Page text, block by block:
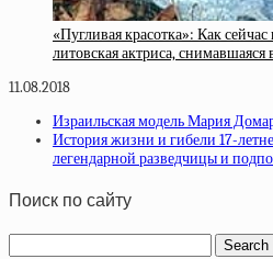
«Пугливая красотка»: Как
литовская актриса, снимавшаяся
11.08.2018
Израильская модель Мария
История жизни и гибели 17-
легендарной разведчицы и
Поиск по сайту